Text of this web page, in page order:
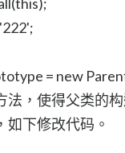
= new
法，使得父类的
如下修改代码。